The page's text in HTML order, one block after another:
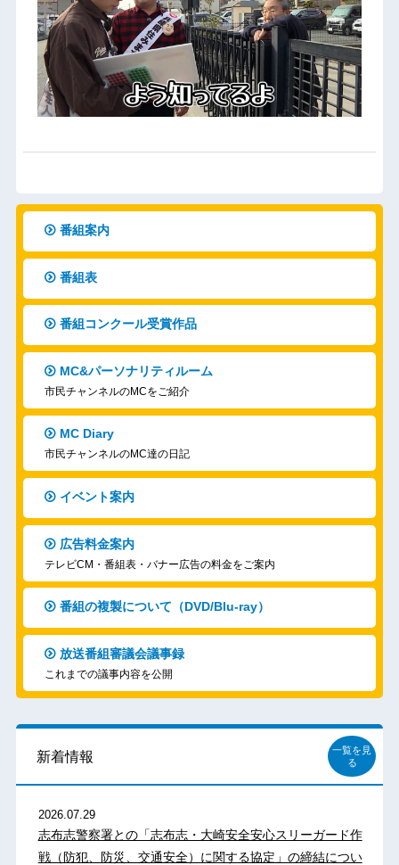
番組案内
番組表
番組コンクール受賞作品
MC&パーソナリティルーム
市民チャンネルのMCをご紹介
MC Diary
市民チャンネルのMC達の日記
イベント案内
広告料金案内
テレビCM・番組表・バナー広告の料金をご案内
番組の複製について（DVD/Blu-ray）
放送番組審議会議事録
これまでの議事内容を公開
新着情報
一覧を見
る
2026.07.29
志布志警察署との「志布志・大崎安全安心スリーガード作
戦（防犯、防災、交通安全）に関する協定」の締結につい